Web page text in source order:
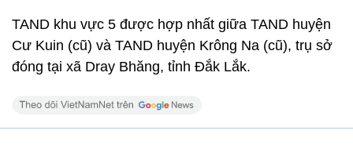
TAND khu vực 5 được hợp nhất giữa TAND huyện
Cư Kuin (cũ) và TAND huyện Krông Na (cũ), trụ sở
đóng tại xã Dray Bhăng, tỉnh Đắk Lắk.